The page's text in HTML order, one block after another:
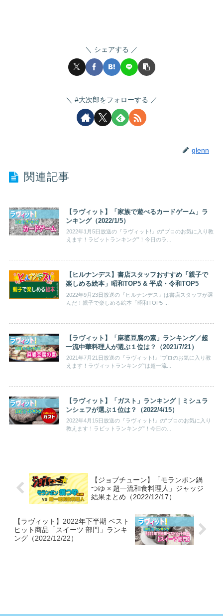
シェアする
#大次郎をフォローする
glenn
関連記事
【ラヴィット】「家族で遊べるカードゲーム」ラ
ンキング（2022/1/5）
2022年1月5日放送の『ラヴィット!』の“プロのお気に入り教
えます！ラビットランキング”！今日のラ...
【ヒルナンデス】書店スタッフおすすめ「親子で
楽しめる絵本」昭和TOP5 & 平成・令和TOP5
2022年9月23日放送の『ヒルナンデス』は書店スタッフが選
んだ！親子で楽しめる絵本「昭和TOP5 ...
【ラヴィット】「麻婆豆腐の素」ランキング／超
一流中華料理人が選ぶ１位は？（2021/7/21）
2021年7月21日放送の『ラヴィット!』“プロのお気に入り教
えます！ラヴィットランキング”は超一流...
【ラヴィット】「ガスト」ランキング｜ミシュラ
ンシェフが選ぶ１位は？（2022/4/15）
2022年4月15日放送の『ラヴィット!』の“プロのお気に入り
教えます！ラビットランキング”！今日の...
【ジョブチューン】「モランボン鍋
つゆ × 超一流和食料理人」ジャッジ
結果まとめ（2022/12/17）
【ラヴィット】2022年下半期 ベスト
ヒット商品「スイーツ 部門」ランキ
ング（2022/12/22）